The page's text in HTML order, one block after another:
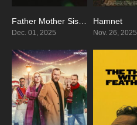
6.8
Dec. 01, 2025
Hamnet
Nov. 26, 2025